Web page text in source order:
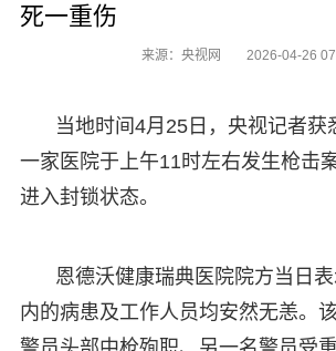
死一重伤
来源：央视网 2026-04-26
当地时间4月25日，央视记者获
一家医院于上午11时左右发生枪击
进入封锁状态。
恩德沃健康瑞典医院院方当日
内的病患及工作人员均安然无恙。